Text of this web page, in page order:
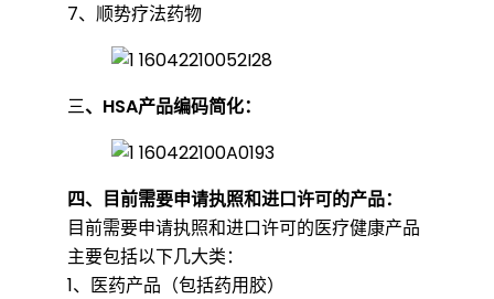
7、顺势疗法药物
三、HSA产品编码简化：
四、目前需要申请执照和进口许可的产品：
目前需要申请执照和进口许可的医疗健康产品
主要包括以下几大类：
1、医药产品（包括药用胶）